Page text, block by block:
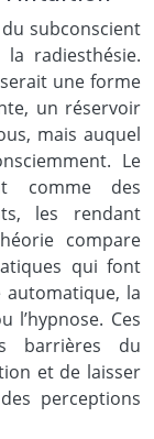
subconscient
radiesthésie.
une forme
un réservoir
mais auquel
Le
comme des
les rendant
compare
qui font
automatique, la
l’hypnose. Ces
barrières du
et de laisser
perceptions